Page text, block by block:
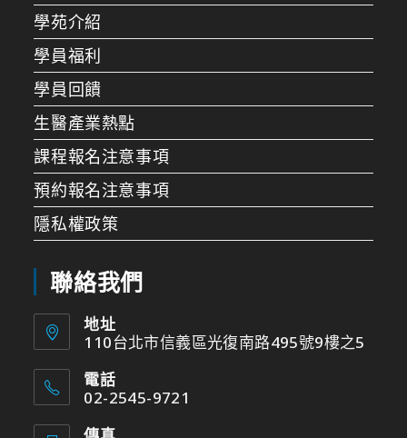
學苑介紹
學員福利
學員回饋
生醫產業熱點
課程報名注意事項
預約報名注意事項
隱私權政策
聯絡我們
地址
110台北市信義區光復南路495號9樓之5
電話
02-2545-9721